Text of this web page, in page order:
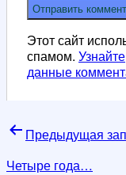
Этот сайт
спамом.
данные
Навигация
по
Предыдущая
Четыре года…